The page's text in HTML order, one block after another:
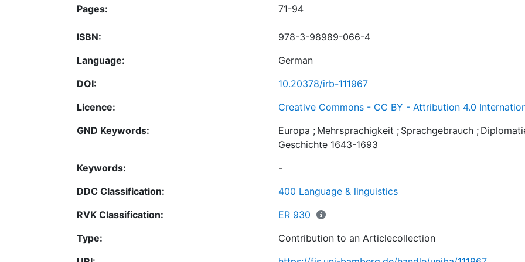
Pages:
71-94
ISBN:
978-3-98989-066-4
Language:
German
DOI:
10.20378/irb-111967
Licence:
Creative Commons - CC BY - Attribution 4.0
GND Keywords:
Europa ; Mehrsprachigkeit ; Sprachgebrauch ;
Geschichte 1643-1693
Keywords:
-
DDC Classification:
400 Language & linguistics
RVK Classification:
ER 930
Type:
Contribution to an Articlecollection